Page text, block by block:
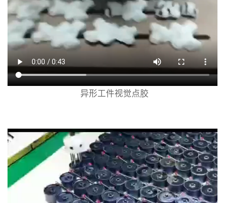
异形工件视觉点胶